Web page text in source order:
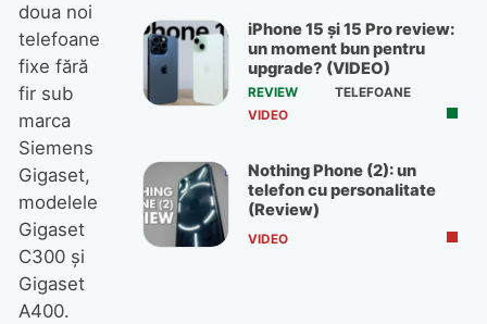
doua noi
telefoane
fixe fără
fir sub
marca
Siemens
Gigaset,
modelele
Gigaset
C300 şi
Gigaset
A400.
iPhone 15 și 15 Pro review:
un moment bun pentru
upgrade? (VIDEO)
REVIEW
TELEFOANE
VIDEO
Nothing Phone (2): un
telefon cu personalitate
(Review)
VIDEO